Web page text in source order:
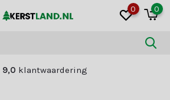
0 0
9,0 klantwaardering